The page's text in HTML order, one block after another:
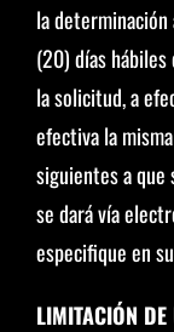
la determinación
(20) días
la solicitud, a
efectiva la
siguientes a que
se dará vía
especifique en
LIMITACIÓN